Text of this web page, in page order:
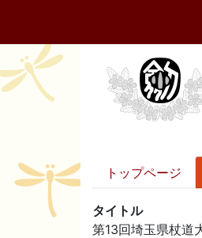
トップページ
タイトル
第13回埼玉県杖道